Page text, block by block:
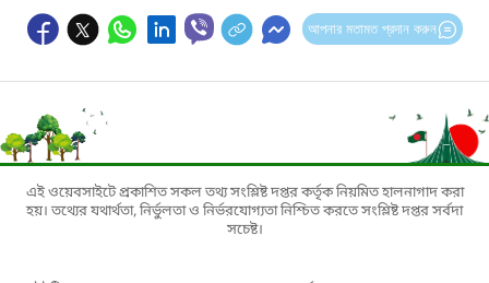
আপনার মতামত প্রদান করুন
এই ওয়েবসাইটে প্রকাশিত সকল তথ্য সংশ্লিষ্ট দপ্তর কর্তৃক নিয়মিত হালনাগাদ করা
হয়। তথ্যের যথার্থতা, নির্ভুলতা ও নির্ভরযোগ্যতা নিশ্চিত করতে সংশ্লিষ্ট দপ্তর সর্বদা
সচেষ্ট।